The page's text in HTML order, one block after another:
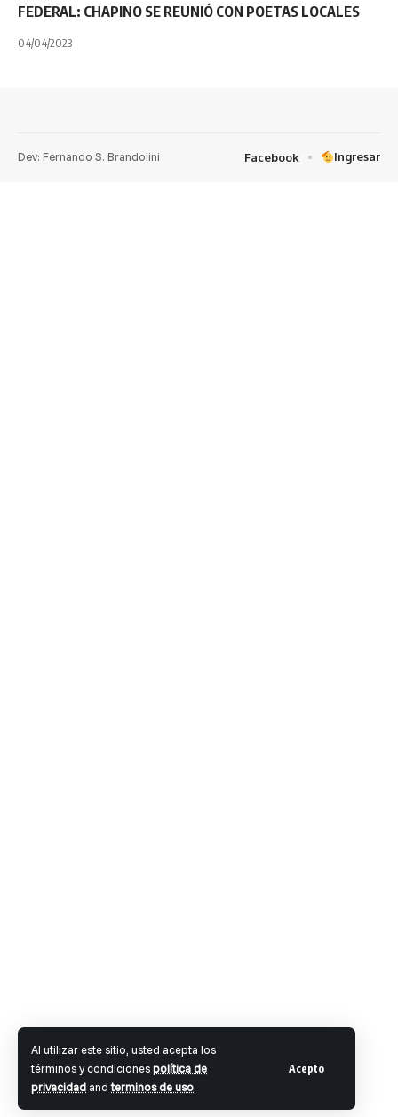
Al utilizar este sitio, usted acepta los
términos y condicionespolítica de
privacidad andterminos de uso.
Acepto
FEDERAL: CHAPINO SE REUNIÓ CON POETAS LOCALES
04/04/2023
Dev: Fernando S. Brandolini Facebook Ingresar